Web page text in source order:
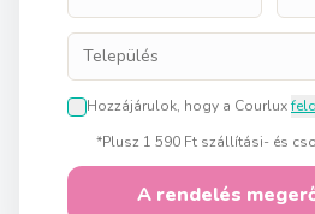
Hozzájárulok, hogy a Courlux
*Plusz 1 590 Ft szállítási- és
A rendelés